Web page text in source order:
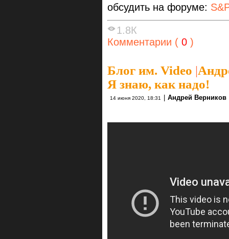
обсудить на форуме:
1.8К
Комментарии ( 0 )
Блог им. Video |
Я знаю, как надо!
14 июня 2020, 18:31 Андрей Верников